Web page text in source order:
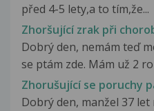
před 4-5 lety,a to tím,že...
Zhoršující zrak při
Dobrý den, nemám teď
se ptám zde. Mám už 2
Zhorušující se poruchy
Dobrý den, manžel 37